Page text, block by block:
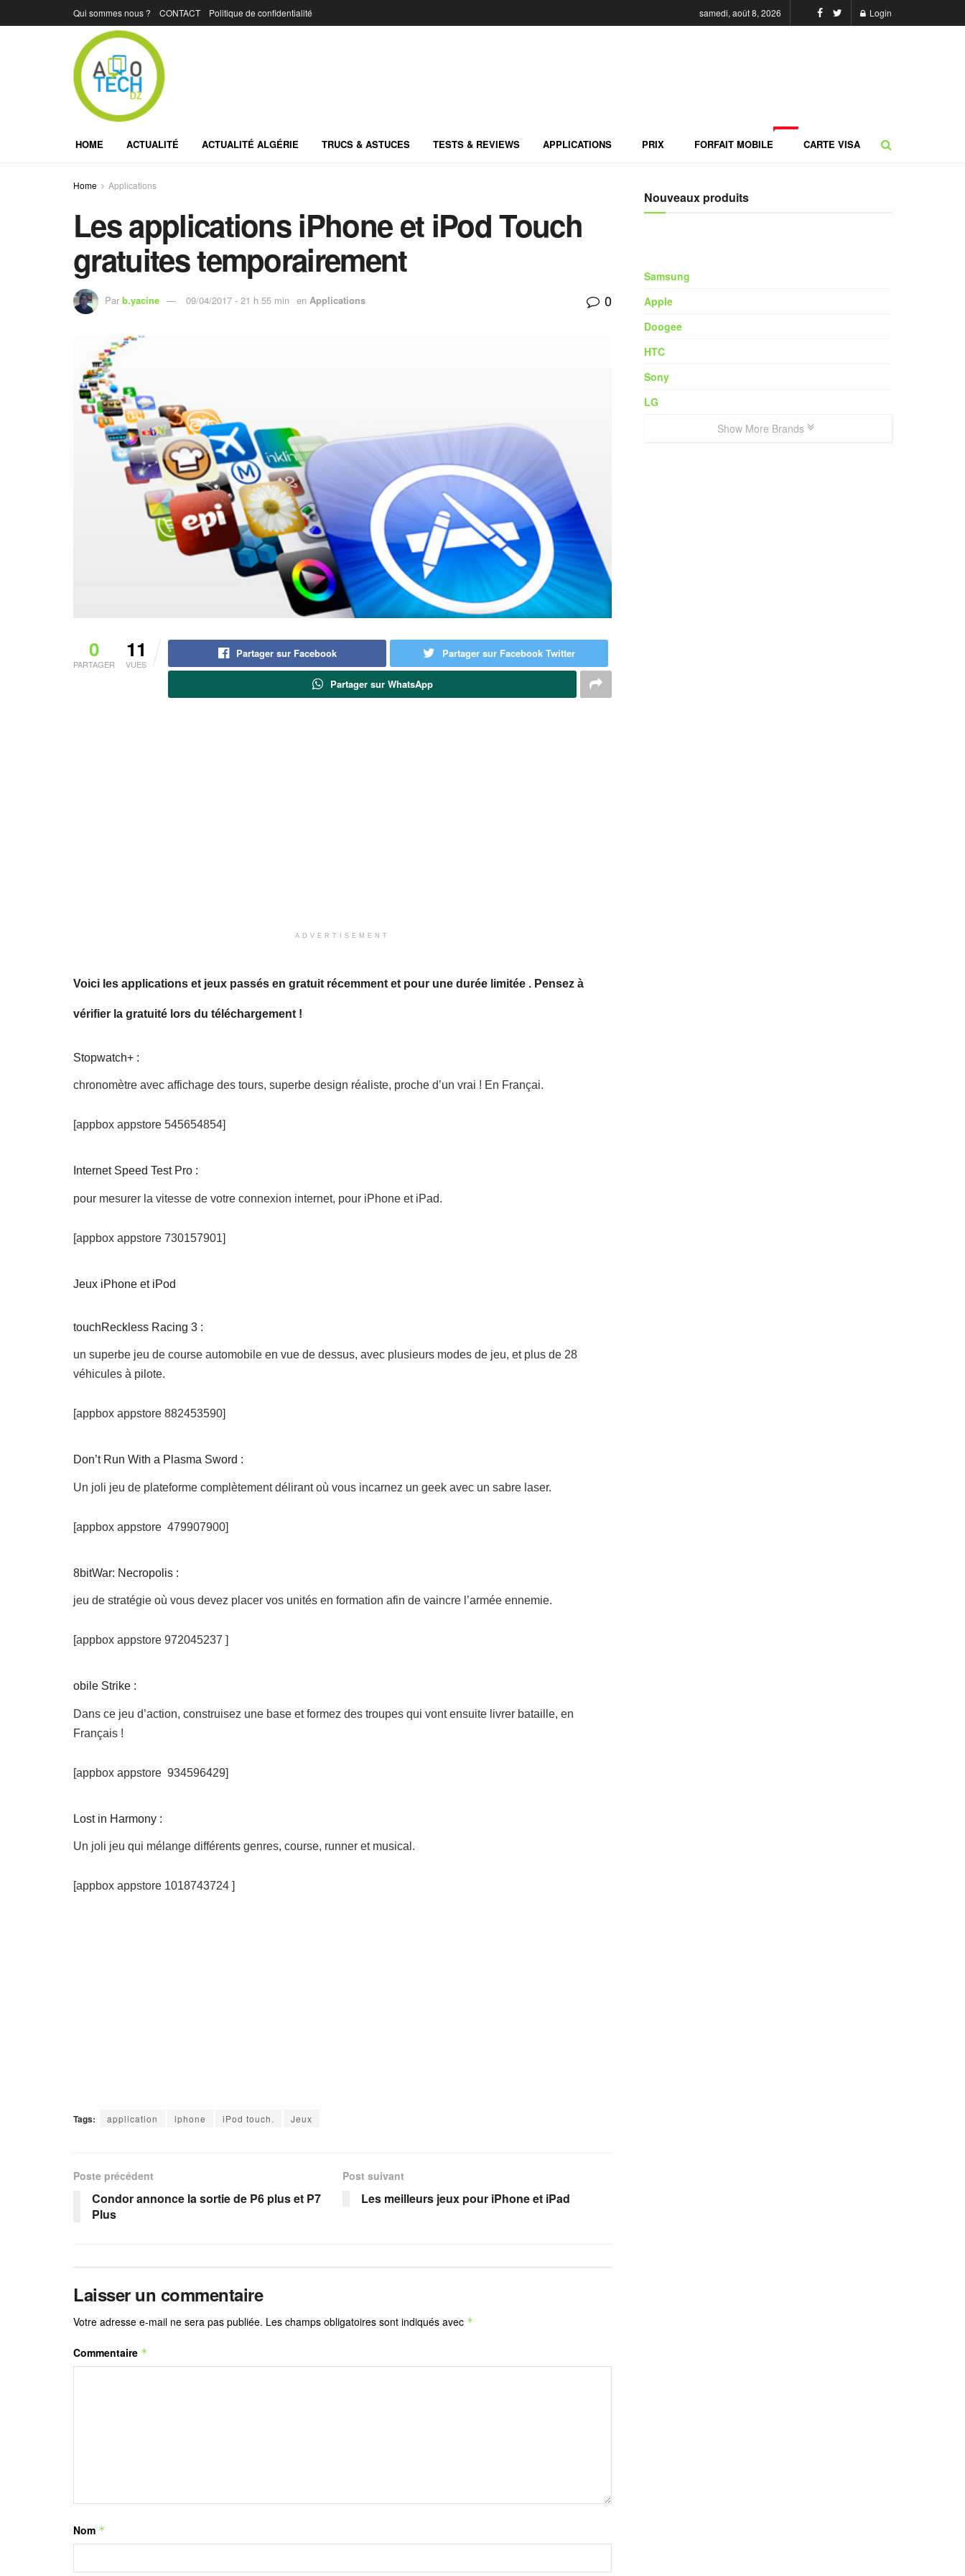
Qui sommes nous ? CONTACT Politique de confidentialité samedi, août 8, 2026 Login
HOME ACTUALITÉ ACTUALITÉ ALGÉRIE TRUCS & ASTUCES TESTS & REVIEWS APPLICATIONS PRIX FORFAIT MOBILE CARTE VISA
Home Applications
Les applications iPhone et iPod Touch
gratuites temporairement
Par b.yacine 09/04/2017 - 21 h 55 min en Applications 0
0
PARTAGER
11
VUES
Partager sur Facebook Partager sur Facebook Twitter
Partager sur WhatsApp
ADVERTISEMENT
Voici les applications et jeux passés en gratuit récemment et pour une durée limitée . Pensez à
vérifier la gratuité lors du téléchargement !
Stopwatch+ :
chronomètre avec affichage des tours, superbe design réaliste, proche d’un vrai ! En Françai.
[appbox appstore 545654854]
Internet Speed Test Pro :
pour mesurer la vitesse de votre connexion internet, pour iPhone et iPad.
[appbox appstore 730157901]
Jeux iPhone et iPod
touchReckless Racing 3 :
un superbe jeu de course automobile en vue de dessus, avec plusieurs modes de jeu, et plus de 28
véhicules à pilote.
[appbox appstore 882453590]
Don’t Run With a Plasma Sword :
Un joli jeu de plateforme complètement délirant où vous incarnez un geek avec un sabre laser.
[appbox appstore 479907900]
8bitWar: Necropolis :
jeu de stratégie où vous devez placer vos unités en formation afin de vaincre l’armée ennemie.
[appbox appstore 972045237 ]
obile Strike :
Dans ce jeu d’action, construisez une base et formez des troupes qui vont ensuite livrer bataille, en
Français !
[appbox appstore 934596429]
Lost in Harmony :
Un joli jeu qui mélange différents genres, course, runner et musical.
[appbox appstore 1018743724 ]
Tags: application iphone iPod touch. Jeux
Poste précédent
Condor annonce la sortie de P6 plus et P7
Plus
Post suivant
Les meilleurs jeux pour iPhone et iPad
Laisser un commentaire
Votre adresse e-mail ne sera pas publiée. Les champs obligatoires sont indiqués avec *
Commentaire *
Nom *
Nouveaux produits
Samsung
Apple
Doogee
HTC
Sony
LG
Show More Brands